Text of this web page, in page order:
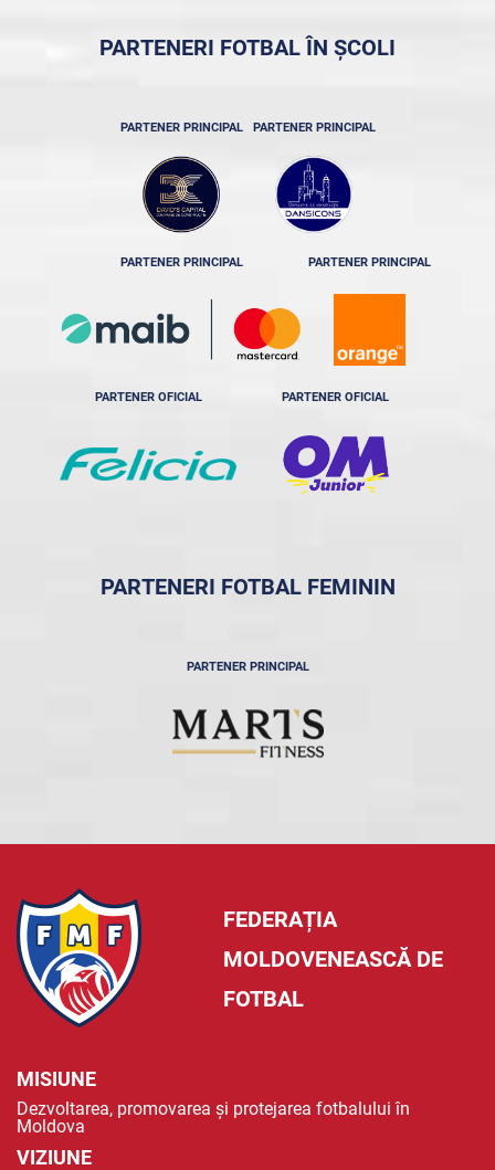
PARTENERI FOTBAL ÎN ȘCOLI
PARTENER PRINCIPAL PARTENER PRINCIPAL
PARTENER PRINCIPAL PARTENER PRINCIPAL
PARTENER OFICIAL PARTENER OFICIAL
PARTENERI FOTBAL FEMININ
PARTENER PRINCIPAL
FEDERAȚIA
MOLDOVENEASCĂ DE
FOTBAL
MISIUNE
Dezvoltarea, promovarea și protejarea fotbalului în
Moldova
VIZIUNE